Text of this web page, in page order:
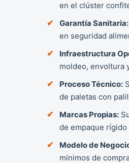
en el clúster
Garantía Sanitaria:
en seguridad
Infraestructura
moldeo, envoltura
Proceso Técnico:
de paletas con
Marcas Propias:
de empaque
Modelo de
mínimos de